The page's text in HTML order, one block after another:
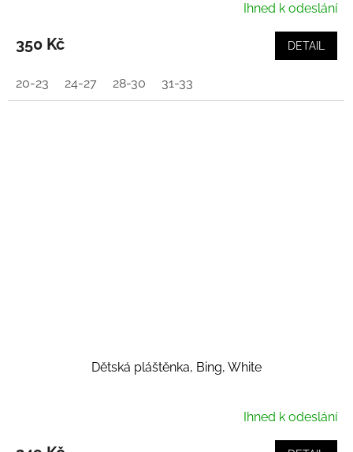
Ihned k odeslání
350 Kč DETAIL
20-23 24-27 28-30 31-33
Dětská pláštěnka, Bing, White
Ihned k odeslání